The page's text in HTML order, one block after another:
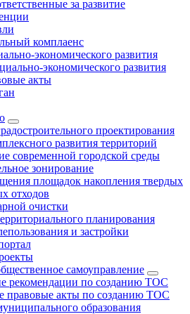
за развитие
комплаенс
экономического развития
экономического развития
акты
проектирования
развития территорий
современной городской среды
зонирование
площадок накопления твердых
отходов
очистки
планирования
и застройки
самоуправление
рекомендации по созданию ТОС
правовые акты по созданию ТОС
образования